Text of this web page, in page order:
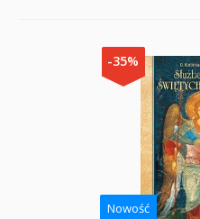
-35%
Nowość